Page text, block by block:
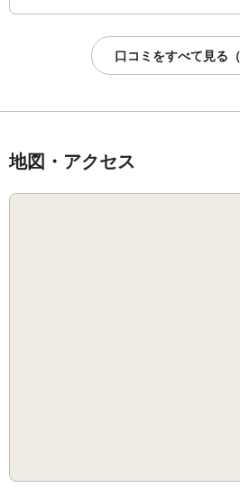
口コミをすべて見る
地図・アクセス